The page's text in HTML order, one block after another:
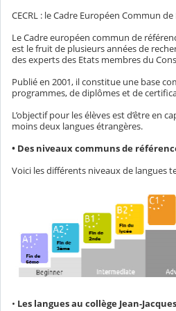
CECRL : le Cadre Européen Commun
Le Cadre européen commun de
est le fruit de plusieurs années de
des experts des Etats membres du
Publié en 2001, il constitue une base
programmes, de diplômes et de
L’objectif pour les élèves est d’être en
moins deux langues étrangères.
• Des niveaux communs de
Voici les différents niveaux de langues
• Les langues au collège Jean-Jacques